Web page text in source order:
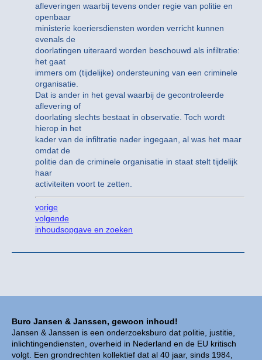
Buro Jansen & Janssen, gewoon inhoud!
Jansen & Janssen is een onderzoeksburo dat politie, justitie,
inlichtingendiensten, overheid in Nederland en de EU kritisch
volgt. Een grondrechten kollektief dat al 40 jaar, sinds 1984,
afleveringen waarbij tevens onder regie van politie en
openbaar
ministerie koeriersdiensten worden verricht kunnen
evenals de
doorlatingen uiteraard worden beschouwd als infiltratie:
het gaat
immers om (tijdelijke) ondersteuning van een criminele
organisatie.
Dat is ander in het geval waarbij de gecontroleerde
aflevering of
doorlating slechts bestaat in observatie. Toch wordt
hierop in het
kader van de infiltratie nader ingegaan, al was het maar
omdat de
politie dan de criminele organisatie in staat stelt tijdelijk
haar
activiteiten voort te zetten.
vorige
volgende
inhoudsopgave en zoeken